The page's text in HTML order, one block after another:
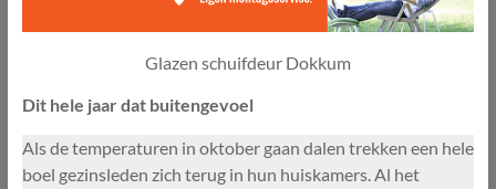
Glazen schuifdeur Dokkum
Dit hele jaar dat buitengevoel
Als de temperaturen in oktober gaan dalen trekken een hele
boel gezinsleden zich terug in hun huiskamers. Al het